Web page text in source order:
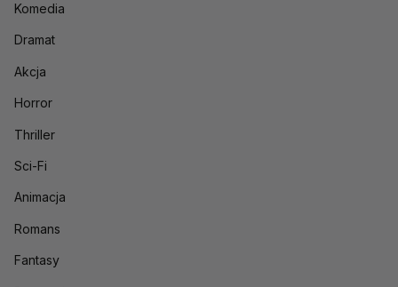
Komedia
Dramat
Akcja
Horror
Thriller
Sci-Fi
Animacja
Romans
Fantasy